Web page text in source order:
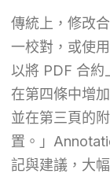
傳統上，修改
一校對，或使
以將 PDF 合約
在第四條中增
並在第三頁的
置。」
記與建議，大